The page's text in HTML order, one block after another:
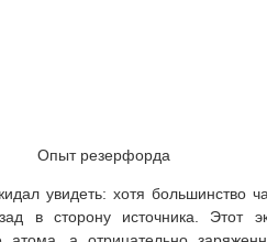
Опыт резерфорда
увидеть: хотя большинство
в сторону источника. Этот